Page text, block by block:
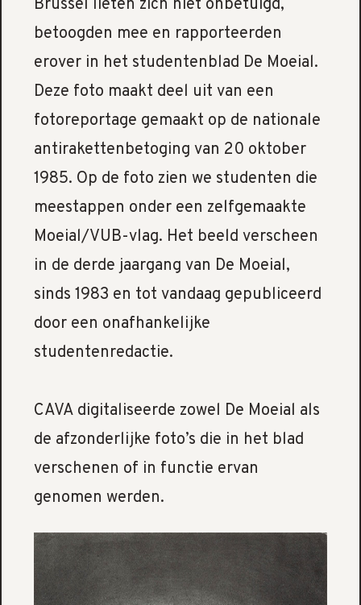
Brussel lieten zich niet onbetuigd,
betoogden mee en rapporteerden
erover in het studentenblad De Moeial.
Deze foto maakt deel uit van een
fotoreportage gemaakt op de nationale
antirakettenbetoging van 20 oktober
1985. Op de foto zien we studenten die
meestappen onder een zelfgemaakte
Moeial/VUB-vlag. Het beeld verscheen
in de derde jaargang van De Moeial,
sinds 1983 en tot vandaag gepubliceerd
door een onafhankelijke
studentenredactie.
CAVA digitaliseerde zowel De Moeial als
de afzonderlijke foto’s die in het blad
verschenen of in functie ervan
genomen werden.